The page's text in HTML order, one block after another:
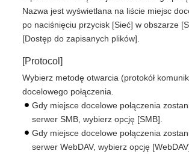
Nazwa jest wyświetlana na liście miejsc
po naciśnięciu przycisk [Sieć] w obszarze
[Dostęp do zapisanych plików].
[Protocol]
Wybierz metodę otwarcia (protokół
docelowego połączenia.
Gdy miejsce docelowe połączenia
serwer SMB, wybierz opcję [SMB].
Gdy miejsce docelowe połączenia
serwer WebDAV, wybierz opcję